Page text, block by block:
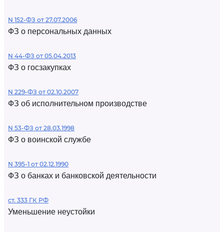
N 152-ФЗ от 27.07.2006
ФЗ о персональных данных
N 44-ФЗ от 05.04.2013
ФЗ о госзакупках
N 229-ФЗ от 02.10.2007
ФЗ об исполнительном производстве
N 53-ФЗ от 28.03.1998
ФЗ о воинской службе
N 395-1 от 02.12.1990
ФЗ о банках и банковской деятельности
ст. 333 ГК РФ
Уменьшение неустойки